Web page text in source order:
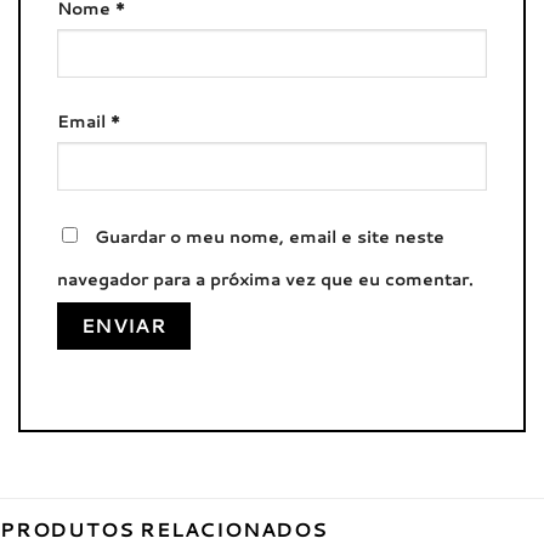
Nome *
Email *
Guardar o meu nome, email e site neste
navegador para a próxima vez que eu comentar.
PRODUTOS RELACIONADOS